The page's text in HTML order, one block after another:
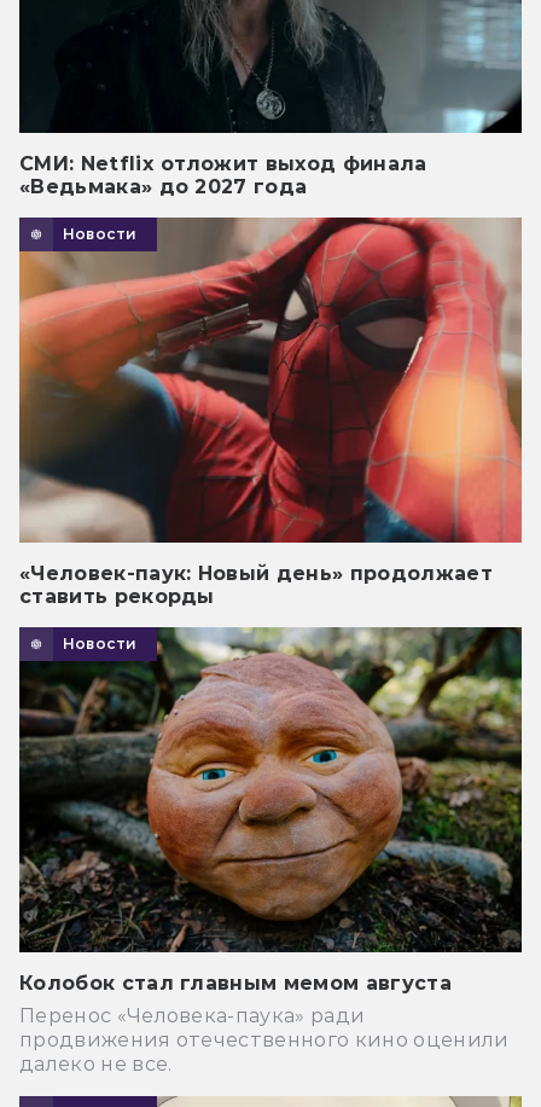
СМИ: Netflix отложит выход финала
«Ведьмака» до 2027 года
Новости
«Человек-паук: Новый день» продолжает
ставить рекорды
Новости
Колобок стал главным мемом августа
Перенос «Человека-паука» ради
продвижения отечественного кино оценили
далеко не все.